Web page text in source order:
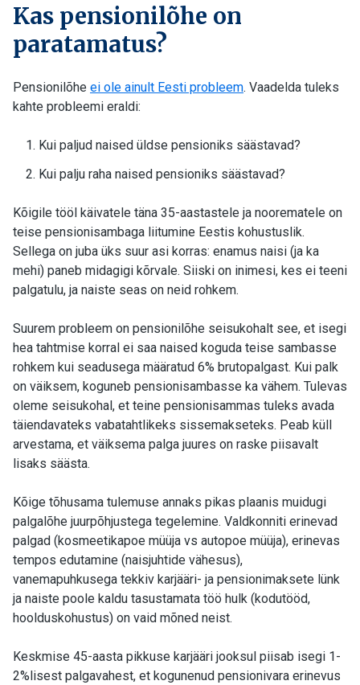
Kas pensionilõhe on
paratamatus?
Pensionilõhe ei ole ainult Eesti probleem. Vaadelda tuleks
kahte probleemi eraldi:
Kui paljud naised üldse pensioniks säästavad?
Kui palju raha naised pensioniks säästavad?
Kõigile tööl käivatele täna 35-aastastele ja noorematele on
teise pensionisambaga liitumine Eestis kohustuslik.
Sellega on juba üks suur asi korras: enamus naisi (ja ka
mehi) paneb midagigi kõrvale. Siiski on inimesi, kes ei teeni
palgatulu, ja naiste seas on neid rohkem.
Suurem probleem on pensionilõhe seisukohalt see, et isegi
hea tahtmise korral ei saa naised koguda teise sambasse
rohkem kui seadusega määratud 6% brutopalgast. Kui palk
on väiksem, koguneb pensionisambasse ka vähem. Tulevas
oleme seisukohal, et teine pensionisammas tuleks avada
täiendavateks vabatahtlikeks sissemakseteks. Peab küll
arvestama, et väiksema palga juures on raske piisavalt
lisaks säästa.
Kõige tõhusama tulemuse annaks pikas plaanis muidugi
palgalõhe juurpõhjustega tegelemine. Valdkonniti erinevad
palgad (kosmeetikapoe müüja vs autopoe müüja), erinevas
tempos edutamine (naisjuhtide vähesus),
vanemapuhkusega tekkiv karjääri- ja pensionimaksete lünk
ja naiste poole kaldu tasustamata töö hulk (kodutööd,
hoolduskohustus) on vaid mõned neist.
Keskmise 45-aasta pikkuse karjääri jooksul piisab isegi 1-
2%lisest palgavahest, et kogunenud pensionivara erinevus